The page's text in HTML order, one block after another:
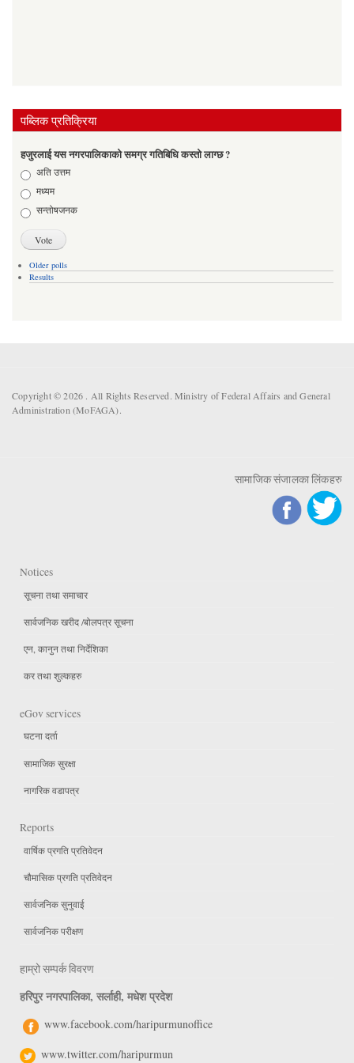
पब्लिक प्रतिक्रिया
हजुरलाई यस नगरपालिकाको समग्र गतिबिधि कस्तो लाग्छ ?
Choicesअति उत्तम
मध्यम
सन्तोषजनक
Older polls
Results
Copyright © 2026 . All Rights Reserved. Ministry of Federal Affairs and General
Administration (MoFAGA).
सामाजिक संजालका लिंकहरु
Notices
सूचना तथा समाचार
सार्वजनिक खरीद /बोलपत्र सूचना
एन, कानुन तथा निर्देशिका
कर तथा शुल्कहरु
eGov services
घटना दर्ता
सामाजिक सुरक्षा
नागरिक वडापत्र
Reports
वार्षिक प्रगति प्रतिवेदन
चौमासिक प्रगति प्रतिवेदन
सार्वजनिक सुनुवाई
सार्वजनिक परीक्षण
हाम्रो सम्पर्क विवरण
हरिपुर नगरपालिका, सर्लाही, मधेश प्रदेश
www.facebook.com/haripurmunoffice
www.twitter.com/haripurmun